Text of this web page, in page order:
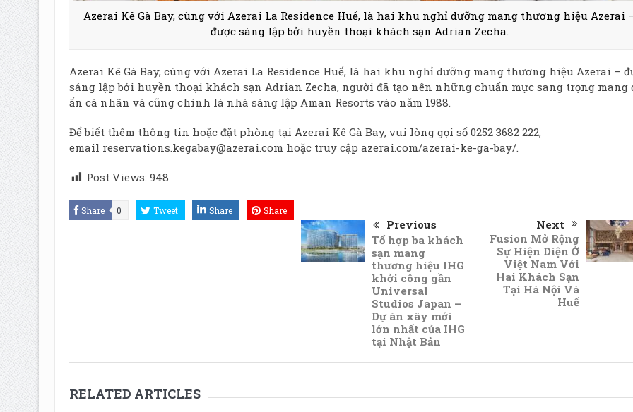
Azerai Kê Gà Bay, cùng với Azerai La Residence Huế, là hai khu nghỉ dưỡng mang thương hiệu Azerai
được sáng lập bởi huyền thoại khách sạn Adrian Zecha.
Azerai Kê Gà Bay, cùng với Azerai La Residence Huế, là hai khu nghỉ dưỡng mang thương hiệu Azerai –
sáng lập bởi huyền thoại khách sạn Adrian Zecha, người đã tạo nên những chuẩn mực sang trọng mang
ấn cá nhân và cũng chính là nhà sáng lập Aman Resorts vào năm 1988.
Để biết thêm thông tin hoặc đặt phòng tại Azerai Kê Gà Bay, vui lòng gọi số 0252 3682 222,
email reservations.kegabay@azerai.com hoặc truy cập azerai.com/azerai-ke-ga-bay/.
Post Views: 948
Share 0 Tweet Share Share
Previous
Tổ hợp ba khách
sạn mang
thương hiệu IHG
khởi công gần
Universal
Studios Japan –
Dự án xây mới
lớn nhất của IHG
tại Nhật Bản
Next
Fusion Mở Rộng
Sự Hiện Diện Ở
Việt Nam Với
Hai Khách Sạn
Tại Hà Nội Và
Huế
RELATED ARTICLES